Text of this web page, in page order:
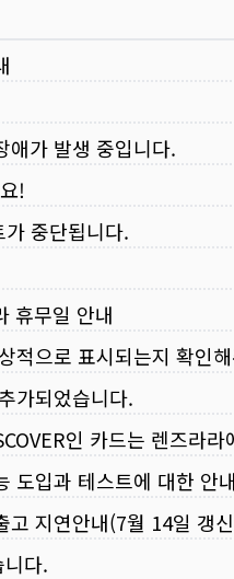
애가 발생 중입니다.
!
중단됩니다.
휴무일 안내
적으로 표시되는지 확인
가되었습니다.
인 카드는 렌즈라
도입과 테스트에 대한 안내
고 지연안내(7월 14일 갱
다.